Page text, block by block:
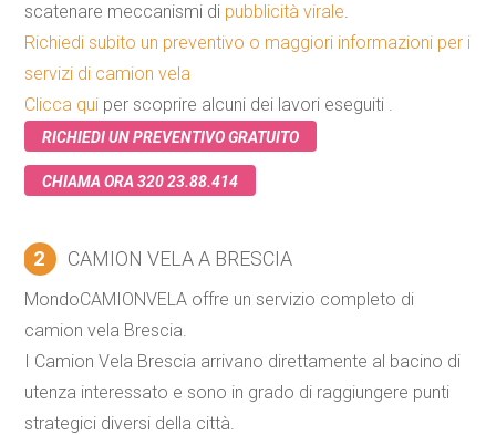
scatenare meccanismi di pubblicità virale.
Richiedi subito un preventivo o maggiori informazioni per i
servizi di camion vela
Clicca qui per scoprire alcuni dei lavori eseguiti .
RICHIEDI UN PREVENTIVO GRATUITO
CHIAMA ORA 320 23.88.414
2 CAMION VELA A BRESCIA
MondoCAMIONVELA offre un servizio completo di
camion vela Brescia.
I Camion Vela Brescia arrivano direttamente al bacino di
utenza interessato e sono in grado di raggiungere punti
strategici diversi della città.